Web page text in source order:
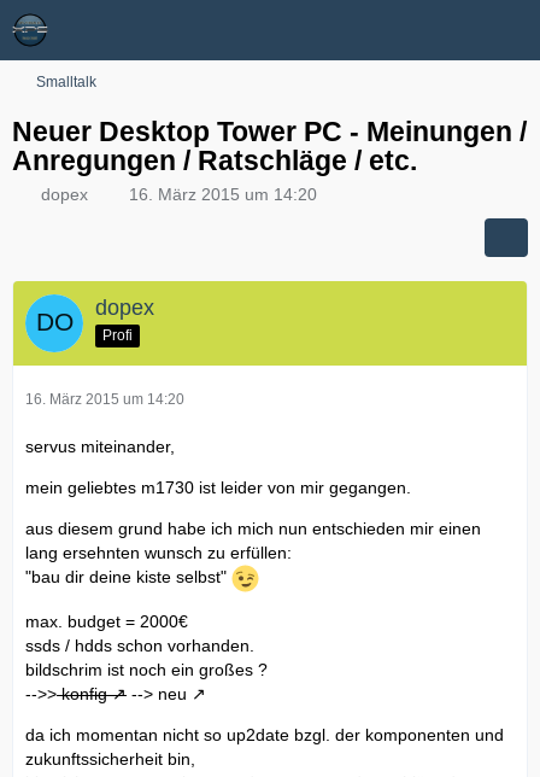
Smalltalk
Neuer Desktop Tower PC - Meinungen /
Anregungen / Ratschläge / etc.
dopex 16. März 2015 um 14:20
dopex
Profi
16. März 2015 um 14:20
servus miteinander,
mein geliebtes m1730 ist leider von mir gegangen.
aus diesem grund habe ich mich nun entschieden mir einen
lang ersehnten wunsch zu erfüllen:
"bau dir deine kiste selbst"
max. budget = 2000€
ssds / hdds schon vorhanden.
bildschrim ist noch ein großes ?
-->> konfig --> neu
da ich momentan nicht so up2date bzgl. der komponenten und
zukunftssicherheit bin,